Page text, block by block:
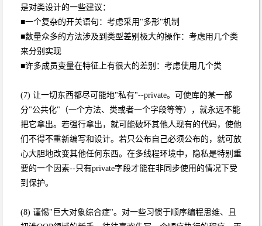
是对类设计的一些建议：
■一个复杂的开关语句：考虑采用"多形"机制
■数量众多的方法涉及到类型差别极大的操作：考虑用几个类
来分别实现
■许多成员变量在特征上有很大的差别：考虑使用几个类
(7) 让一切东西都尽可能地"私有"--private。可使库的某一部
分"公共化"（一个方法、类或者一个字段等等），就永远不能
把它拿出。若强行拿出，就可能破坏其他人现有的代码，使他
们不得不重新编写和设计。若只公布自己必须公布的，就可放
心大胆地改变其他任何东西。在多线程环境中，隐私是特别重
要的一个因素--只有private字段才能在非同步使用的情况下受
到保护。
(8) 谨惕"巨大对象综合症"。对一些习惯于顺序编程思维、且